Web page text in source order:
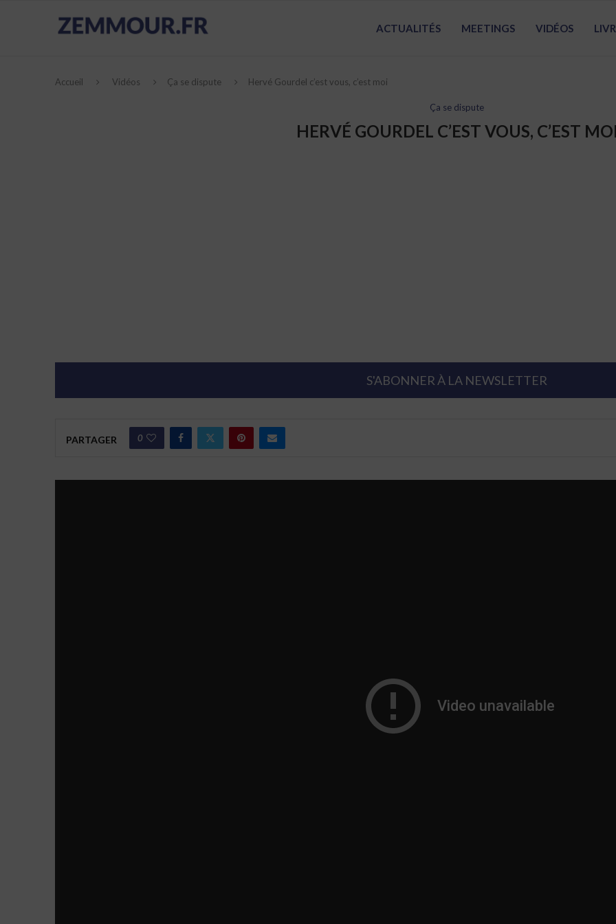
ACTUALITÉS MEETINGS VIDÉOS
Accueil Vidéos Ça se dispute Hervé Gourdel c’est vous, c’est moi
Ça se dispute
HERVÉ GOURDEL C’EST VOUS, C’EST
S'ABONNER À LA NEWSLETTER
PARTAGER 0